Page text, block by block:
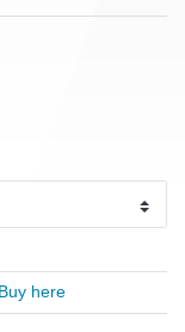
Buy here